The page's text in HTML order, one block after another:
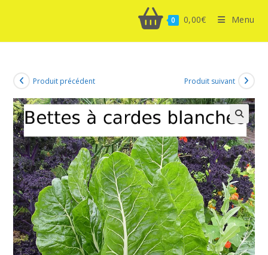
0 0,00€ Menu
Produit précédent Produit suivant